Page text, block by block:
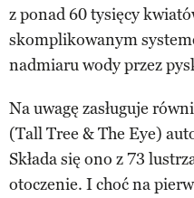
z ponad 60 tysięcy
skomplikowanym
nadmiaru wody przez
Na uwagę zasługuje
(Tall Tree & The Eye)
Składa się ono z 73
otoczenie. I choć na